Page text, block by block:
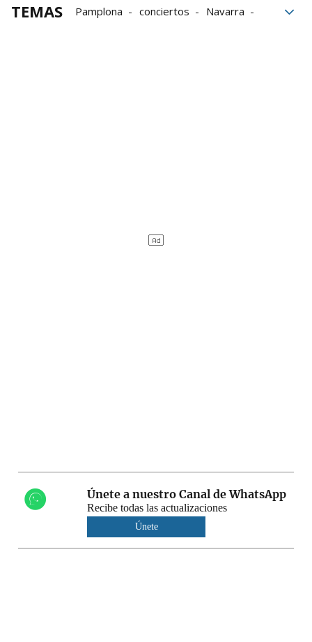
TEMAS Pamplona conciertos
Navarra
Únete a nuestro Canal de WhatsApp
Recibe todas las actualizaciones
Únete